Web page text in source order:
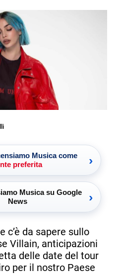
Musica come
preferita
›
Musica su Google
News
›
c’è da sapere sullo
Villain, anticipazioni
delle date del tour
per il nostro Paese